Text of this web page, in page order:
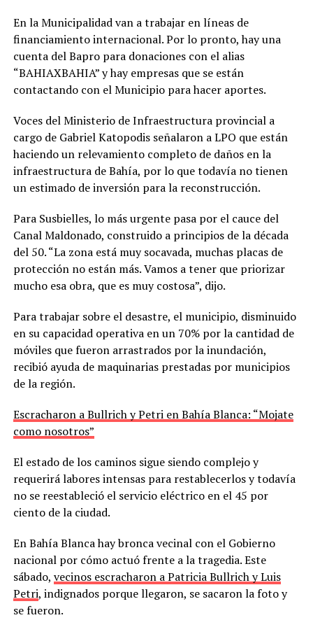
En la Municipalidad van a trabajar en líneas de
financiamiento internacional. Por lo pronto, hay una
cuenta del Bapro para donaciones con el alias
“BAHIAXBAHIA” y hay empresas que se están
contactando con el Municipio para hacer aportes.
Voces del Ministerio de Infraestructura provincial a
cargo de Gabriel Katopodis señalaron a LPO que están
haciendo un relevamiento completo de daños en la
infraestructura de Bahía, por lo que todavía no tienen
un estimado de inversión para la reconstrucción.
Para Susbielles, lo más urgente pasa por el cauce del
Canal Maldonado, construido a principios de la década
del 50. “La zona está muy socavada, muchas placas de
protección no están más. Vamos a tener que priorizar
mucho esa obra, que es muy costosa”, dijo.
Para trabajar sobre el desastre, el municipio, disminuido
en su capacidad operativa en un 70% por la cantidad de
móviles que fueron arrastrados por la inundación,
recibió ayuda de maquinarias prestadas por municipios
de la región.
Escracharon a Bullrich y Petri en Bahía Blanca: “Mojate
como nosotros”
El estado de los caminos sigue siendo complejo y
requerirá labores intensas para restablecerlos y todavía
no se reestableció el servicio eléctrico en el 45 por
ciento de la ciudad.
En Bahía Blanca hay bronca vecinal con el Gobierno
nacional por cómo actuó frente a la tragedia. Este
sábado, vecinos escracharon a Patricia Bullrich y Luis
Petri, indignados porque llegaron, se sacaron la foto y
se fueron.